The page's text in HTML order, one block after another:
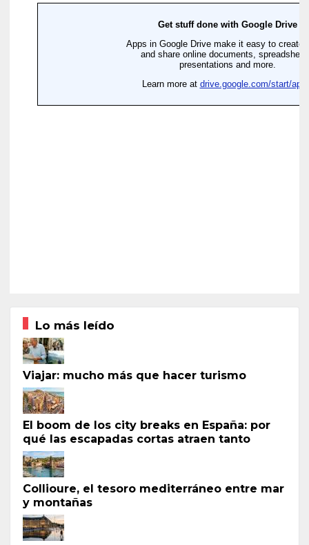
Lo más leído
Viajar: mucho más que hacer turismo
El boom de los city breaks en España: por
qué las escapadas cortas atraen tanto
Collioure, el tesoro mediterráneo entre mar
y montañas